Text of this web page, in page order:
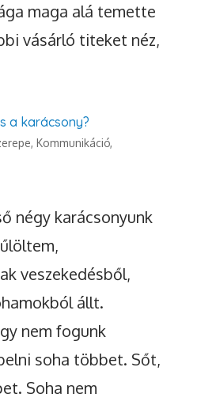
maga alá temette
vásárló titeket néz,
a karácsony?
, Kommunikáció,
négy karácsonyunk
veszekedésből,
állt.
nem fogunk
soha többet. Sőt,
Soha nem